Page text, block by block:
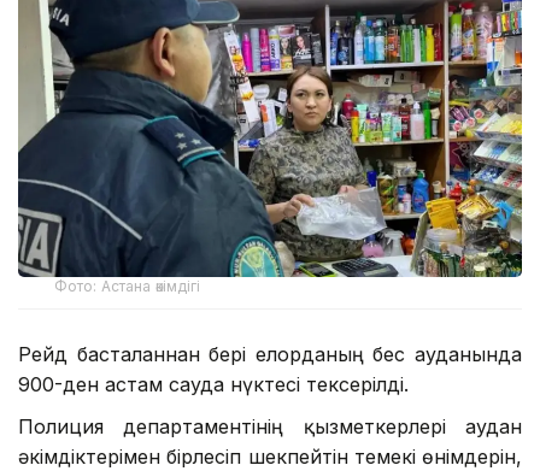
Фото: Астана әкімдігі
Рейд басталғаннан бері елорданың бес ауданында
900-ден астам сауда нүктесі тексерілді.
Полиция департаментінің қызметкерлері аудан
әкімдіктерімен бірлесіп шекпейтін темекі өнімдерін,